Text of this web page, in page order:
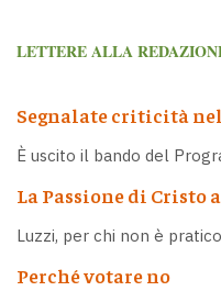
LETTERE ALLA
Segnalate criticità
È uscito il bando del
La Passione di Cristo
Luzzi, per chi non è
Perché votare no